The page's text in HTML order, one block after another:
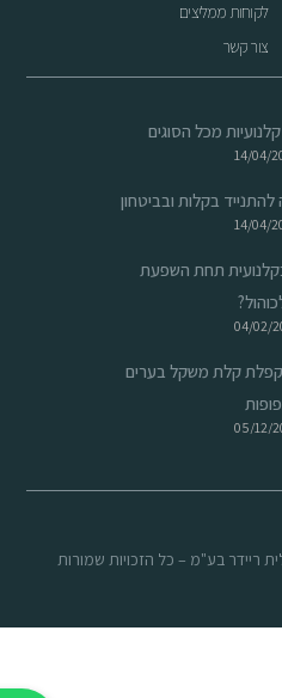
לקוחות ממליצים
צור קשר
מכל הסוגים
14/
בקלות ובביטחון
14/
תחת השפעת
04/
קלת משקל בערים
05/